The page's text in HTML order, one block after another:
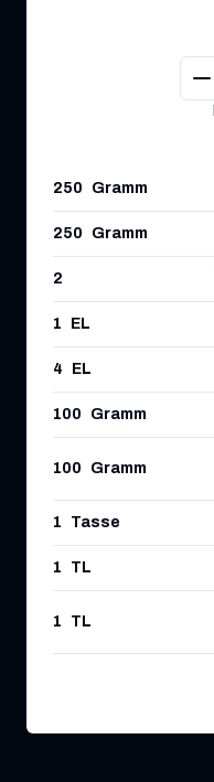
250 Gramm
250 Gramm
2
1 EL
4 EL
100 Gramm
100 Gramm
1 Tasse
1 TL
1 TL